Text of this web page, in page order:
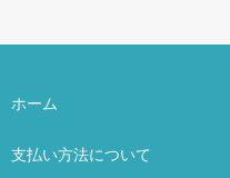
ホーム
支払い方法について